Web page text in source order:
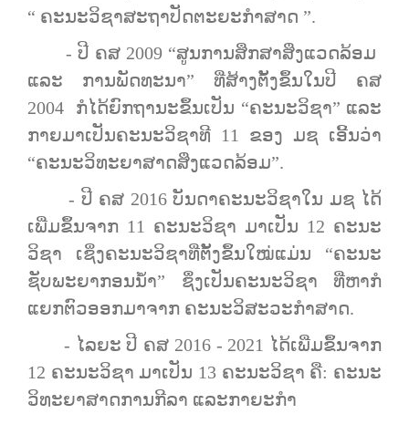
“ ຄະນະ​ວິຊາ​ສະຖາປັດຕະຍະ​ກໍາ​ສາດ ”.
- ປີ ຄສ 2009 “ສູນ​ການ​ສຶກສາ​ສິ່ງ​ແວດ​ລ້ອມ ​
ແລະ ການ​ພັດທະນາ​” ທີ່​ສ້າງຕັ້ງ​ຂຶ້ນ​ໃນ​ປີ ຄສ
2004 ​ກໍ​ໄດ້ຍົກ​ຖານະ​ຂຶ້ນ​ເປັນ “ຄະນະ​ວິຊາ” ແລະ
ກາຍມາເປັນຄະນະວິຊາທີ 11 ​ຂອງ​ ມຊ ​​ເອີ້ນ​ວ່າ
“ຄະນະ​ວິທະຍາສາດ​ສິ່ງ​ແວດ​ລ້ອມ”.
- ປີ ຄສ 2016 ​ບັນດາ​ຄະນະ​ວິຊາໃນ​ ມຊ ​ໄດ້​
ເພີ່ມ​ຂຶ້ນ​ຈາກ 11 ຄະນະວິຊາ​ ມາ​ເປັນ 12 ຄະນະ​
ວິຊາ ​ເຊິ່ງຄະນະວິຊາທີ່ຕັ້ງຂຶ້ນໃໝ່ແມ່ນ “ຄະນະ​
ຊັບພະຍາ​ກອນ​ນໍ້າ” ຊຶ່ງ​ເປັນ​ຄະນະວິຊາ ​ທີ່​ຫາ​ກໍ​
ແຍກ​ຕົວ​ອອກ​ມາ​ຈາກ ​ຄະນະ​ວິສະວະ​ກໍາ​ສາດ.
- ໄລຍະ ປີ ຄສ 2016 - 2021​ ໄດ້​ເພີ່ມ​ຂຶ້ນ​ຈາກ
12 ຄະນະ​ວິຊາ ມາ​ເປັນ 13 ຄະນະ​ວິຊາ ​ຄື: ຄະນະ
ວິທະຍາສາດການກີລາ ແລະກາຍະກໍາ